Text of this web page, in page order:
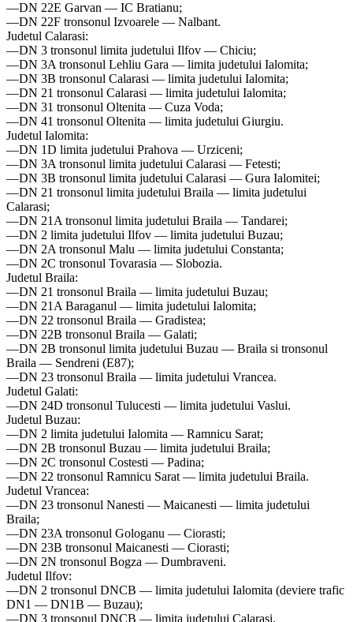
—DN 22E Garvan — IC Bratianu;
—DN 22F tronsonul Izvoarele — Nalbant.
Judetul Calarasi:
—DN 3 tronsonul limita judetului Ilfov — Chiciu;
—DN 3A tronsonul Lehliu Gara — limita judetului Ialomita;
—DN 3B tronsonul Calarasi — limita judetului Ialomita;
—DN 21 tronsonul Calarasi — limita judetului Ialomita;
—DN 31 tronsonul Oltenita — Cuza Voda;
—DN 41 tronsonul Oltenita — limita judetului Giurgiu.
Judetul Ialomita:
—DN 1D limita judetului Prahova — Urziceni;
—DN 3A tronsonul limita judetului Calarasi — Fetesti;
—DN 3B tronsonul limita judetului Calarasi — Gura Ialomitei;
—DN 21 tronsonul limita judetului Braila — limita judetului
Calarasi;
—DN 21A tronsonul limita judetului Braila — Tandarei;
—DN 2 limita judetului Ilfov — limita judetului Buzau;
—DN 2A tronsonul Malu — limita judetului Constanta;
—DN 2C tronsonul Tovarasia — Slobozia.
Judetul Braila:
—DN 21 tronsonul Braila — limita judetului Buzau;
—DN 21A Baraganul — limita judetului Ialomita;
—DN 22 tronsonul Braila — Gradistea;
—DN 22B tronsonul Braila — Galati;
—DN 2B tronsonul limita judetului Buzau — Braila si tronsonul
Braila — Sendreni (E87);
—DN 23 tronsonul Braila — limita judetului Vrancea.
Judetul Galati:
—DN 24D tronsonul Tulucesti — limita judetului Vaslui.
Judetul Buzau:
—DN 2 limita judetului Ialomita — Ramnicu Sarat;
—DN 2B tronsonul Buzau — limita judetului Braila;
—DN 2C tronsonul Costesti — Padina;
—DN 22 tronsonul Ramnicu Sarat — limita judetului Braila.
Judetul Vrancea:
—DN 23 tronsonul Nanesti — Maicanesti — limita judetului
Braila;
—DN 23A tronsonul Gologanu — Ciorasti;
—DN 23B tronsonul Maicanesti — Ciorasti;
—DN 2N tronsonul Bogza — Dumbraveni.
Judetul Ilfov:
—DN 2 tronsonul DNCB — limita judetului Ialomita (deviere trafic
DN1 — DN1B — Buzau);
—DN 3 tronsonul DNCB — limita judetului Calarasi.